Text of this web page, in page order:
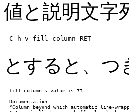
値と説明文字
C-h v fill-column RET
とすると、
fill-column's value is 75
Documentation:
*Column beyond which automatic line-